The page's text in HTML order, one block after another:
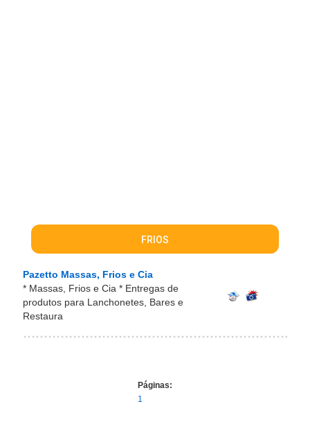
FRIOS
Pazetto Massas, Frios e Cia
* Massas, Frios e Cia * Entregas de
produtos para Lanchonetes, Bares e
Restaura
Páginas:
1